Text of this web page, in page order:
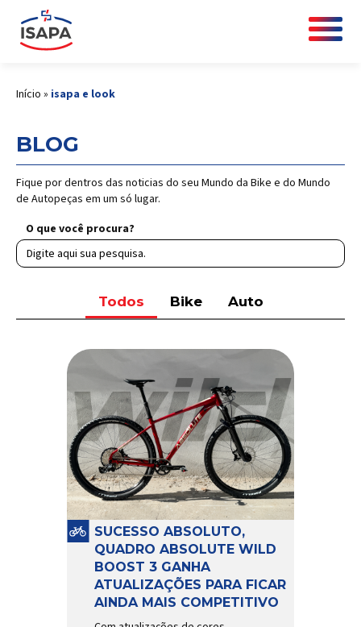
Início » isapa e look
BLOG
Fique por dentros das noticias do seu Mundo da Bike e do Mundo
de Autopeças em um só lugar.
O que você procura?
Todos Bike Auto
SUCESSO ABSOLUTO,
QUADRO ABSOLUTE WILD
BOOST 3 GANHA
ATUALIZAÇÕES PARA FICAR
AINDA MAIS COMPETITIVO